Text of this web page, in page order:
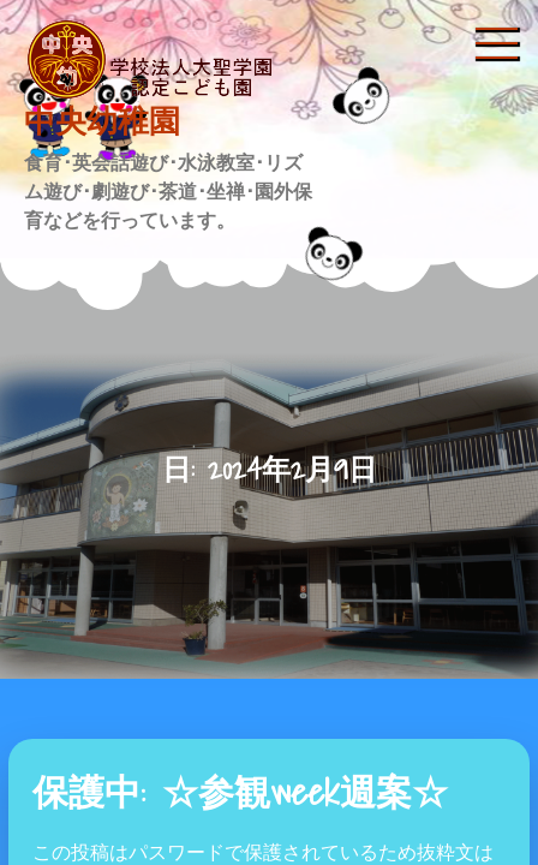
Skip
to
content
中央幼稚園
食育･英会話遊び･水泳教室･リズ
ム遊び･劇遊び･茶道･坐禅･園外保
育などを行っています。
日: 2024年2月9日
保護中: ☆参観week週案☆
この投稿はパスワードで保護されているため抜粋文は